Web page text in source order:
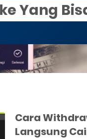
Yang
Cara
Langsung